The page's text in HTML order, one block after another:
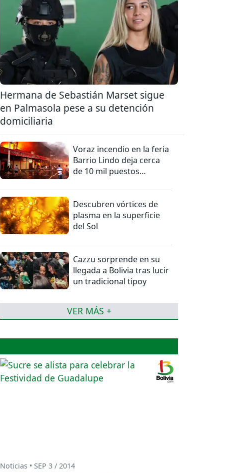
Hermana de Sebastián Marset sigue
en Palmasola pese a su detención
domiciliaria
Voraz incendio en la feria
Barrio Lindo deja cerca
de 10 mil puestos
Descubren vórtices de
plasma en la superficie
del Sol
Cazzu sorprende en su
llegada a Bolivia tras lucir
un tradicional tipoy
VER MÁS +
Noticias • SEP 3 / 2014